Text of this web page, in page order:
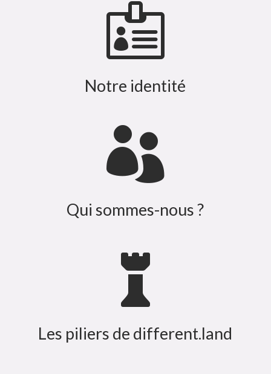

Notre identité

Qui sommes-nous ?

Les piliers de different.land